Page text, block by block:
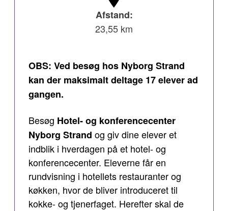
Afstand:
23,55 km
OBS: Ved besøg hos Nyborg Strand
kan der maksimalt deltage 17 elever ad
gangen.
Besøg Hotel- og konferencecenter
Nyborg Strand og giv dine elever et
indblik i hverdagen på et hotel- og
konferencecenter. Eleverne får en
rundvisning i hotellets restauranter og
køkken, hvor de bliver introduceret til
kokke- og tjenerfaget. Herefter skal de